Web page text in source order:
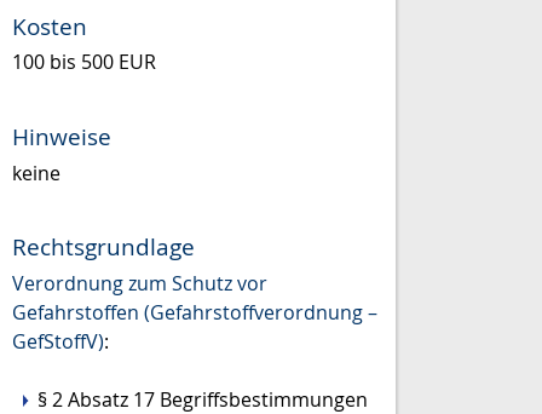
Kosten
100 bis 500 EUR
Hinweise
keine
Rechtsgrundlage
Verordnung zum Schutz vor
Gefahrstoffen (Gefahrstoffverordnung –
GefStoffV):
§ 2 Absatz 17 Begriffsbestimmungen